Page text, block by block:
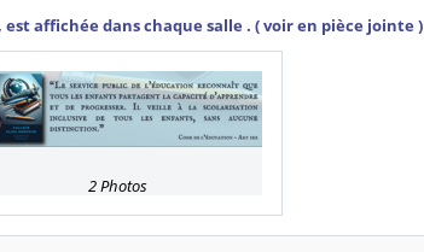
affichée dans chaque salle . ( voir en pièce jointe )
2 Photos